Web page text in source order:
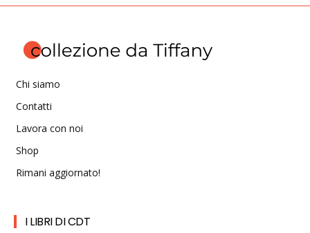
Chi siamo
Contatti
Lavora con noi
Shop
Rimani aggiornato!
I LIBRI DI CDT